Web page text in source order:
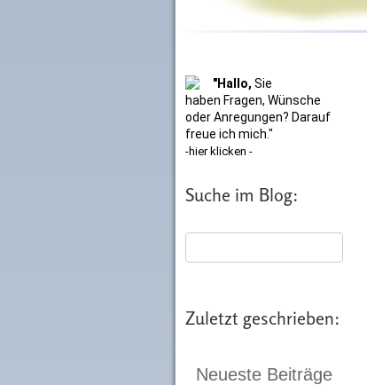
"Hallo, Sie
haben Fragen, Wünsche
oder Anregungen? Darauf
freue ich mich."
-hier klicken -
Suche im Blog:
Zuletzt geschrieben:
Neueste Beiträge